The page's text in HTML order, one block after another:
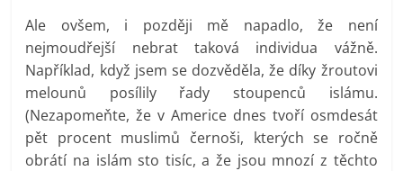
Ale ovšem, i později mě napadlo, že není
nejmoudřejší nebrat taková individua vážně.
Například, když jsem se dozvěděla, že díky žroutovi
melounů posílily řady stoupenců islámu.
(Nezapomeňte, že v Americe dnes tvoří osmdesát
pět procent muslimů černoši, kterých se ročně
obrátí na islám sto tisíc, a že jsou mnozí z těchto